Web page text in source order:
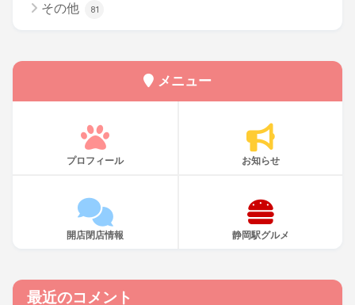
その他 81
メニュー
プロフィール お知らせ
開店閉店情報 静岡駅グルメ
最近のコメント